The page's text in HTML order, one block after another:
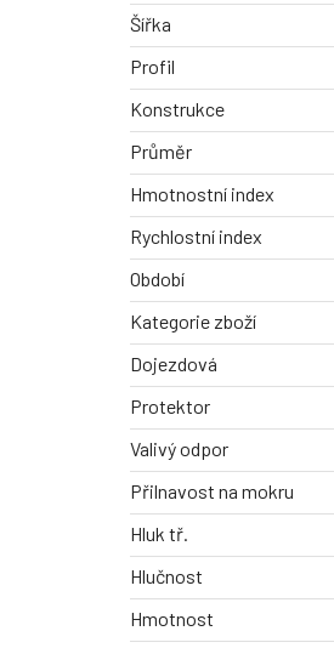
Šířka
Profil
Konstrukce
Průměr
Hmotnostní index
Rychlostní index
Období
Kategorie zboží
Dojezdová
Protektor
Valivý odpor
Přilnavost na mokru
Hluk tř.
Hlučnost
Hmotnost